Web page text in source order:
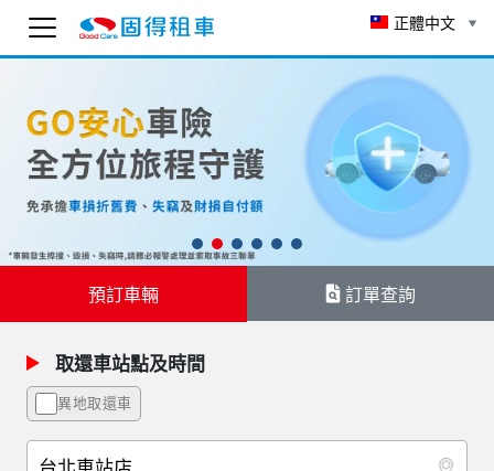
為了確保客服可以回覆您，請先輸入 Email。
To ensure you receive our customer service reply
as soon as possible, please enter your email
正體中文
預訂車輛 訂單查詢
取還車站點及時間
異地取還車